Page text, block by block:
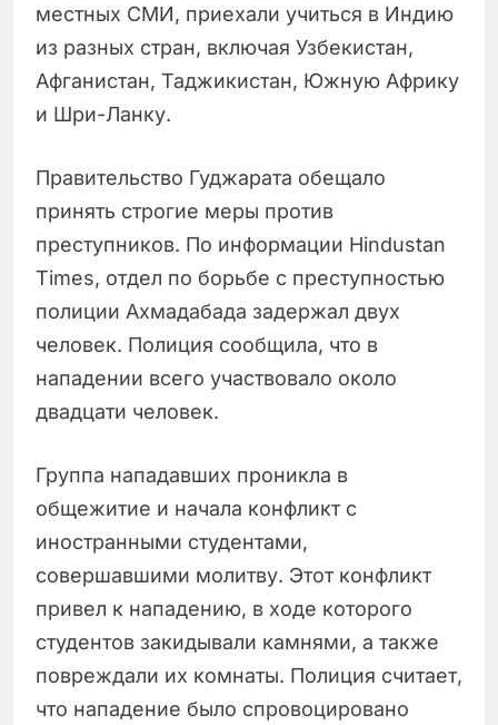
местных СМИ, приехали учиться в Индию
из разных стран, включая Узбекистан,
Афганистан, Таджикистан, Южную Африку
и Шри-Ланку.
Правительство Гуджарата обещало
принять строгие меры против
преступников. По информации Hindustan
Times, отдел по борьбе с преступностью
полиции Ахмадабада задержал двух
человек. Полиция сообщила, что в
нападении всего участвовало около
двадцати человек.
Группа нападавших проникла в
общежитие и начала конфликт с
иностранными студентами,
совершавшими молитву. Этот конфликт
привел к нападению, в ходе которого
студентов закидывали камнями, а также
повреждали их комнаты. Полиция считает,
что нападение было спровоцировано